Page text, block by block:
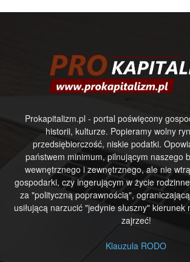
Prokapitalizm.pl - portal poświęcony
historii, kulturze. Popieramy wolny
przedsiębiorczość, niskie podatki.
państwem minimum, pilnującym naszego
wewnętrznego i zewnętrznego, ale nie
gospodarki, czy ingerującym w życie
za "polityczną poprawnością",
usiłującą narzucić "jedynie słuszny" kierunek
zajrzeć!
Klauzula RODO